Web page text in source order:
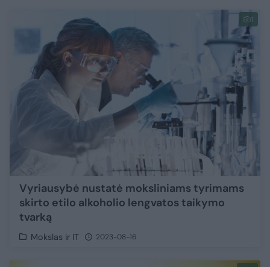
1
Vyriausybė nustatė moksliniams tyrimams
skirto etilo alkoholio lengvatos taikymo
tvarką
Mokslas ir IT 2023-08-16